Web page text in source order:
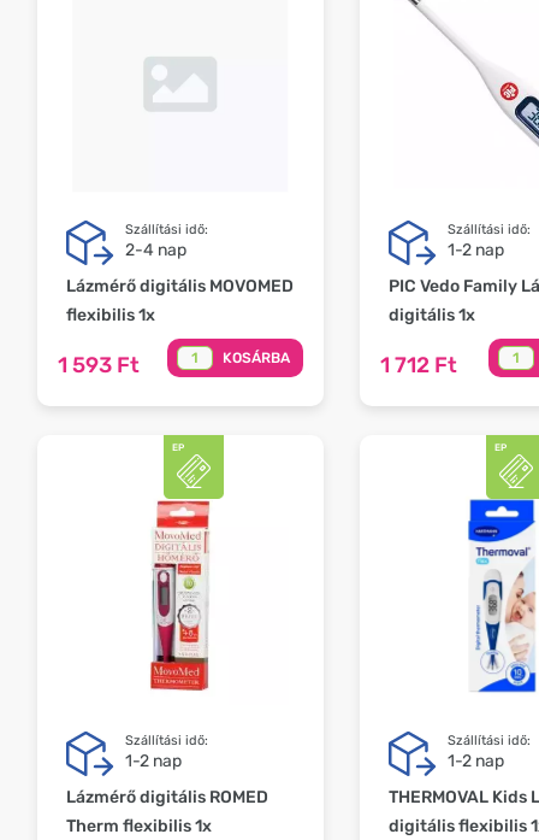
Szállítási idő:
2-4 nap
Lázmérő digitális MOVOMED
flexibilis 1x
1 593 Ft KOSÁRBA
Szállítási idő:
1-2 nap
PIC Vedo Family
digitális 1x
1 712 Ft
Szállítási idő:
1-2 nap
Lázmérő digitális ROMED
Therm flexibilis 1x
Szállítási idő:
1-2 nap
THERMOVAL Kids
digitális flexibilis